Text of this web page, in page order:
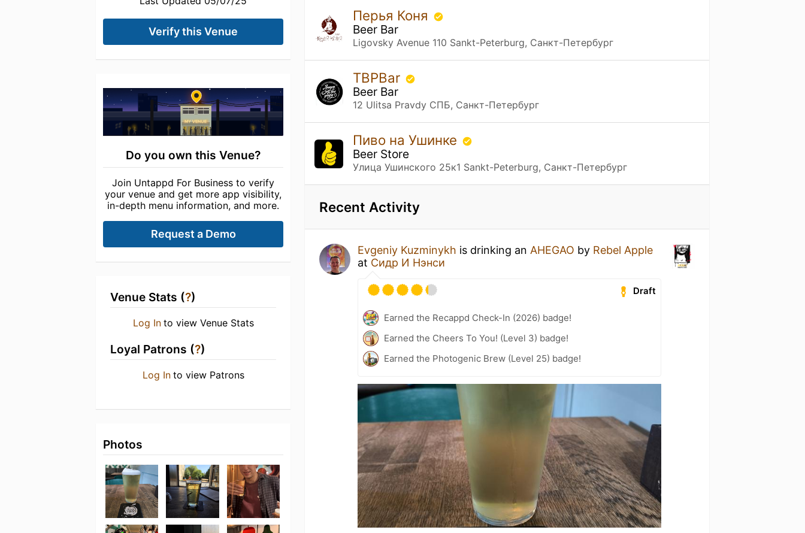
Verify this Venue
Do you own this Venue?
Join Untappd For Business to verify
your venue and get more app visibility,
in-depth menu information, and more.
Request a Demo
Venue Stats (?)
Log In to view Venue Stats
Loyal Patrons (?)
Log In to view Patrons
Photos
Перья Коня
Beer Bar
Ligovsky Avenue 110 Sankt-Peterburg, Санкт-Петербург
TBPBar
Beer Bar
12 Ulitsa Pravdy СПБ, Санкт-Петербург
Пиво на Ушинке
Beer Store
Улица Ушинского 25к1 Sankt-Peterburg, Санкт-Петербург
Recent Activity
Evgeniy Kuzminykh is drinking an AHEGAO by Rebel Apple
at Сидр И Нэнси
Draft
Earned the Recappd Check-In (2026) badge!
Earned the Cheers To You! (Level 3) badge!
Earned the Photogenic Brew (Level 25) badge!